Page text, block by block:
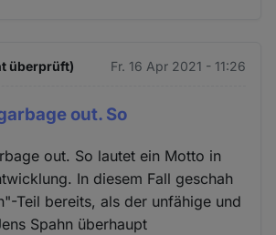
überprüft) Fr. 16 Apr 2021 - 11:26
out. So
out. So lautet ein Motto in
In diesem Fall geschah
Teil bereits, als der unfähige und
Spahn überhaupt